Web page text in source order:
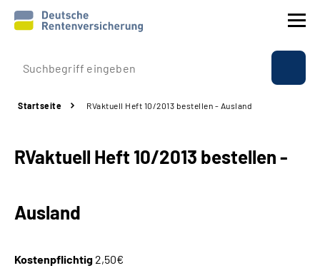
Prävention
Rente
Startseite RVaktuell Heft 10/2013 bestellen - Ausland
RVaktuell Heft 10/2013 bestellen -
Ausland
Kostenpflichtig 2,50€